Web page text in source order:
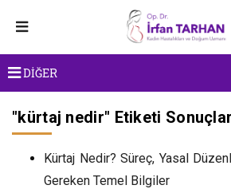
DİĞER
"kürtaj nedir" Etiketi
Kürtaj Nedir? Süreç, Yasal
Gereken Temel Bilgiler